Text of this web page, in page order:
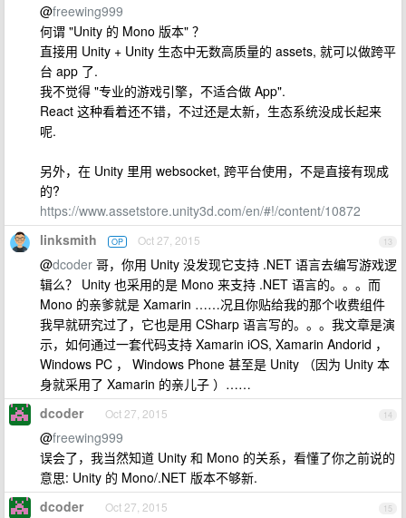
@freewing999
何谓 "Unity 的 Mono 版本" ？
直接用 Unity + Unity 生态中无数高质量的 assets, 就可以做跨平
台 app 了.
我不觉得 "专业的游戏引擎，不适合做 App".
React 这种看着还不错，不过还是太新，生态系统没成长起来
呢.
另外，在 Unity 里用 websocket, 跨平台使用，不是直接有现成
的?
https://www.assetstore.unity3d.com/en/#!/content/10872
13
linksmith OP Oct 27, 2015
@dcoder 哥，你用 Unity 没发现它支持 .NET 语言去编写游戏逻
辑么？ Unity 也采用的是 Mono 来支持 .NET 语言的。。。而
Mono 的亲爹就是 Xamarin ……况且你贴给我的那个收费组件
我早就研究过了，它也是用 CSharp 语言写的。。。我文章是演
示，如何通过一套代码支持 Xamarin iOS, Xamarin Andorid ，
Windows PC ， Windows Phone 甚至是 Unity （因为 Unity 本
身就采用了 Xamarin 的亲儿子 ）……
14
dcoder Oct 27, 2015
@freewing999
误会了，我当然知道 Unity 和 Mono 的关系，看懂了你之前说的
意思: Unity 的 Mono/.NET 版本不够新.
15
dcoder Oct 27, 2015